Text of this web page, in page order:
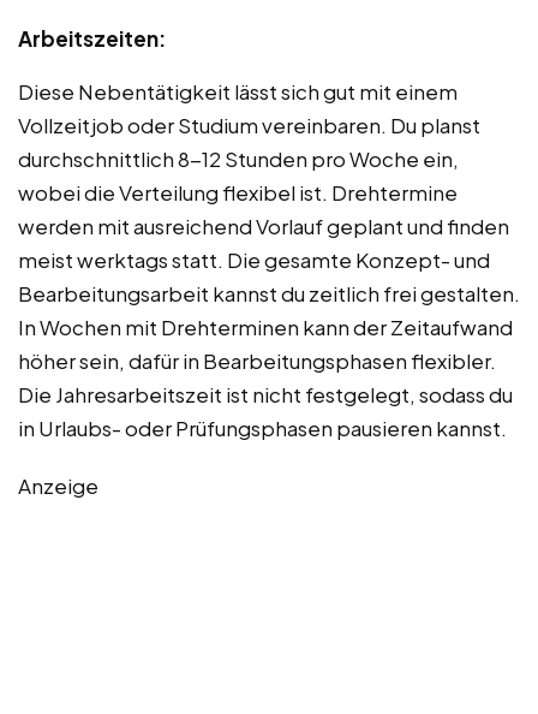
Arbeitszeiten:
Diese Nebentätigkeit lässt sich gut mit einem
Vollzeitjob oder Studium vereinbaren. Du planst
durchschnittlich 8-12 Stunden pro Woche ein,
wobei die Verteilung flexibel ist. Drehtermine
werden mit ausreichend Vorlauf geplant und finden
meist werktags statt. Die gesamte Konzept- und
Bearbeitungsarbeit kannst du zeitlich frei gestalten.
In Wochen mit Drehterminen kann der Zeitaufwand
höher sein, dafür in Bearbeitungsphasen flexibler.
Die Jahresarbeitszeit ist nicht festgelegt, sodass du
in Urlaubs- oder Prüfungsphasen pausieren kannst.
Anzeige